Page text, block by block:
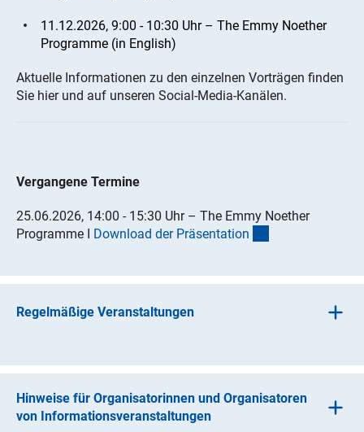
11.12.2026, 9:00 - 10:30 Uhr – The Emmy Noether
Programme (in English)
Aktuelle Informationen zu den einzelnen Vorträgen finden
Sie hier und auf unseren Social-Media-Kanälen.
Vergangene Termine
25.06.2026, 14:00 - 15:30 Uhr – The Emmy Noether
Programme I Download der Präsentation
Regelmäßige Veranstaltungen
Veranstaltungen über die Fördermöglichkeiten für die
wissenschaftliche Karriere, wie etwa im Rahmen der
KoWi-Veranstaltungsreihe„Research in Europe (externer
, die in
Hinweise für Organisatorinnen und Organisatoren
von Informationsveranstaltungen